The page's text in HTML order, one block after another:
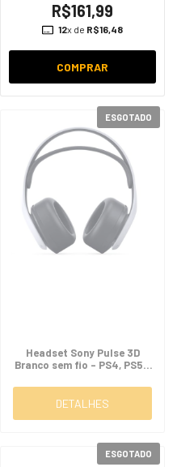
R$161,99
12x de R$16,48
COMPRAR
ESGOTADO
Headset Sony Pulse 3D
Branco sem fio - PS4, PS5 e
DETALHES
ESGOTADO